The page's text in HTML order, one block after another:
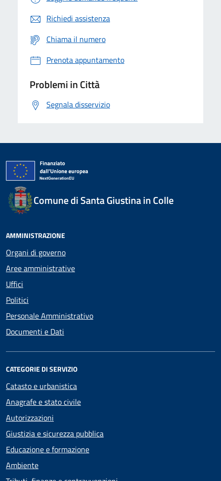
Richiedi assistenza
Chiama il numero
Prenota appuntamento
Problemi in Città
Segnala disservizio
Comune di Santa Giustina in Colle
AMMINISTRAZIONE
Organi di governo
Aree amministrative
Uffici
Politici
Personale Amministrativo
Documenti e Dati
CATEGORIE DI SERVIZIO
Catasto e urbanistica
Anagrafe e stato civile
Autorizzazioni
Giustizia e sicurezza pubblica
Educazione e formazione
Ambiente